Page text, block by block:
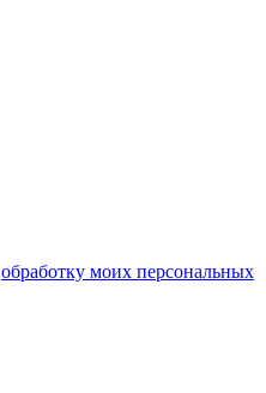
обработку моих персональных